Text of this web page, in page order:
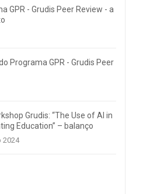
GPR - Grudis Peer Review - a
Programa GPR - Grudis Peer
Grudis: “The Use of AI in
Education” – balanço
2024